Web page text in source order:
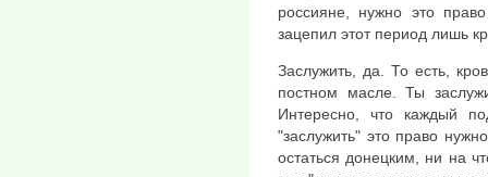
россияне, нужно это
зацепил этот период лишь
Заслужить, да. То есть,
постном масле. Ты
Интересно, что каждый
"заслужить" это право
остаться донецким, ни на